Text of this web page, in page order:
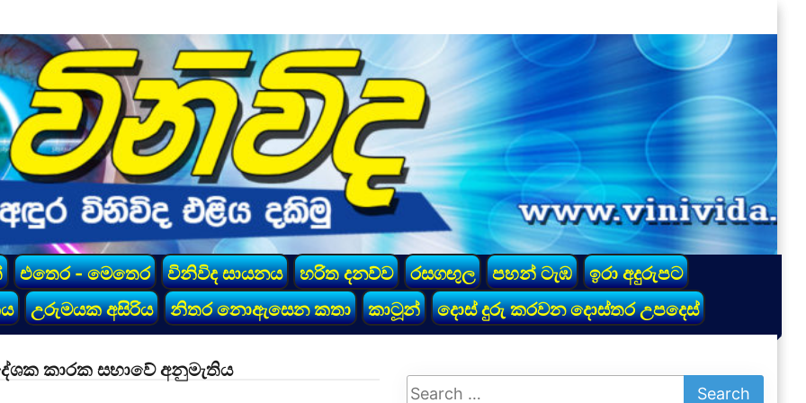
එතෙර - මෙතෙර විනිවිද සායනය හරිත දනව්ව රසගඟුල පහන් ටැඹ
ඉරා අදුරුපට
උරුමයක අසිරිය නිතර නොඇසෙන කතා කාටූන් දොස් දුරු කරවන දොස්තර උපදෙස්
කාරක සභාවේ අනුමැතිය